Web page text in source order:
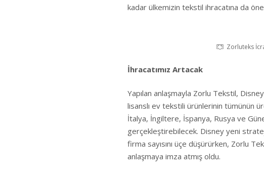
kadar ülkemizin tekstil ihracatına da
Zorluteks
İhracatımız Artacak
Yapılan anlaşmayla Zorlu Tekstil,
lisanslı ev tekstili ürünlerinin tümünün
İtalya, İngiltere, İspanya, Rusya ve
gerçekleştirebilecek. Disney yeni
firma sayısını üçe düşürürken, Zorlu
anlaşmaya imza atmış oldu.